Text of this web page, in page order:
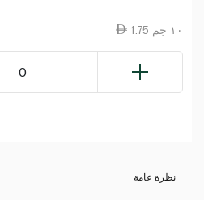
1.75 ١٠ جم
0
نظرة عامة